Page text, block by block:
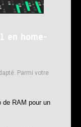
en home-
Parmi votre
de RAM pour un